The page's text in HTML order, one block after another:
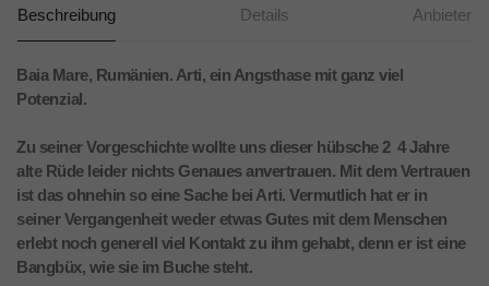
Beschreibung Details Anbieter
Baia Mare, Rumänien. Arti, ein Angsthase mit ganz viel
Potenzial.
Zu seiner Vorgeschichte wollte uns dieser hübsche 2  4 Jahre
alte Rüde leider nichts Genaues anvertrauen. Mit dem Vertrauen
ist das ohnehin so eine Sache bei Arti. Vermutlich hat er in
seiner Vergangenheit weder etwas Gutes mit dem Menschen
erlebt noch generell viel Kontakt zu ihm gehabt, denn er ist eine
Bangbüx, wie sie im Buche steht.